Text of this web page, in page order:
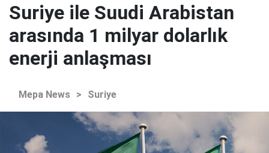
Suriye ile Suudi Arabistan
arasında 1 milyar dolarlık
enerji anlaşması
Mepa News > Suriye